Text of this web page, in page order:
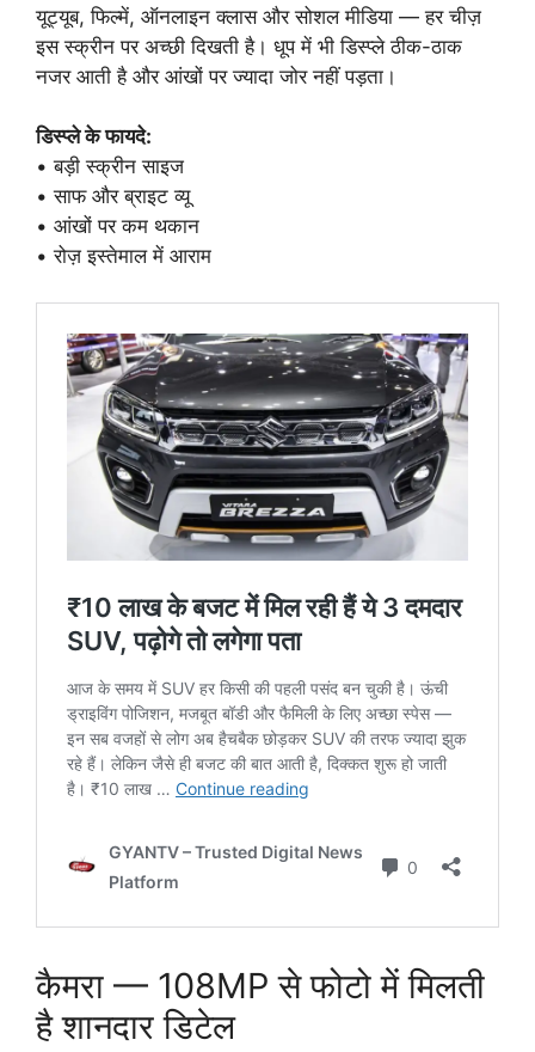
यूट्यूब, फिल्में, ऑनलाइन क्लास और सोशल मीडिया — हर चीज़
इस स्क्रीन पर अच्छी दिखती है। धूप में भी डिस्प्ले ठीक-ठाक
नजर आती है और आंखों पर ज्यादा जोर नहीं पड़ता।
डिस्प्ले के फायदे:
• बड़ी स्क्रीन साइज
• साफ और ब्राइट व्यू
• आंखों पर कम थकान
• रोज़ इस्तेमाल में आराम
कैमरा — 108MP से फोटो में मिलती
है शानदार डिटेल